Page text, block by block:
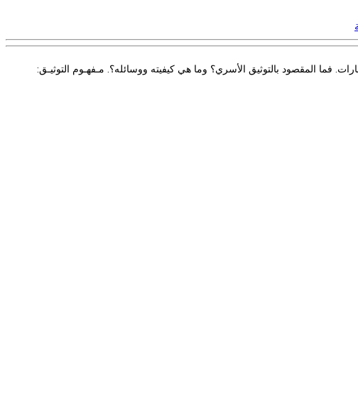
فما المقصود بالتوثيق الأسري؟ وما هي كيفيته ووسائله؟. مـفهـوم التوثيـق: